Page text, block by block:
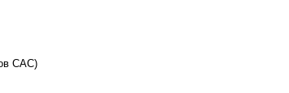
САС)